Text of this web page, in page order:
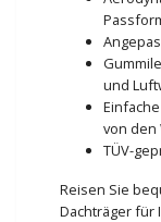
und
von den
TÜV-
Reisen Sie
Dachträger für